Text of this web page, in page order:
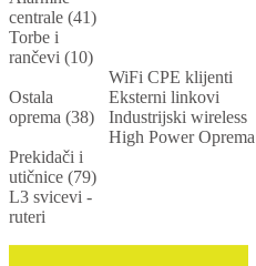
centrale (41)
Torbe i
rančevi (10)
Ostala
oprema (38)
WiFi CPE klijenti
Eksterni linkovi
Industrijski wireless
High Power Oprema
Prekidači i
utičnice (79)
L3 svicevi -
ruteri